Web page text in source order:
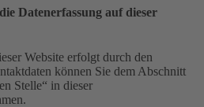
Datenerfassung auf dieser
Website erfolgt durch den
können Sie dem Abschnitt
Stelle“ in dieser